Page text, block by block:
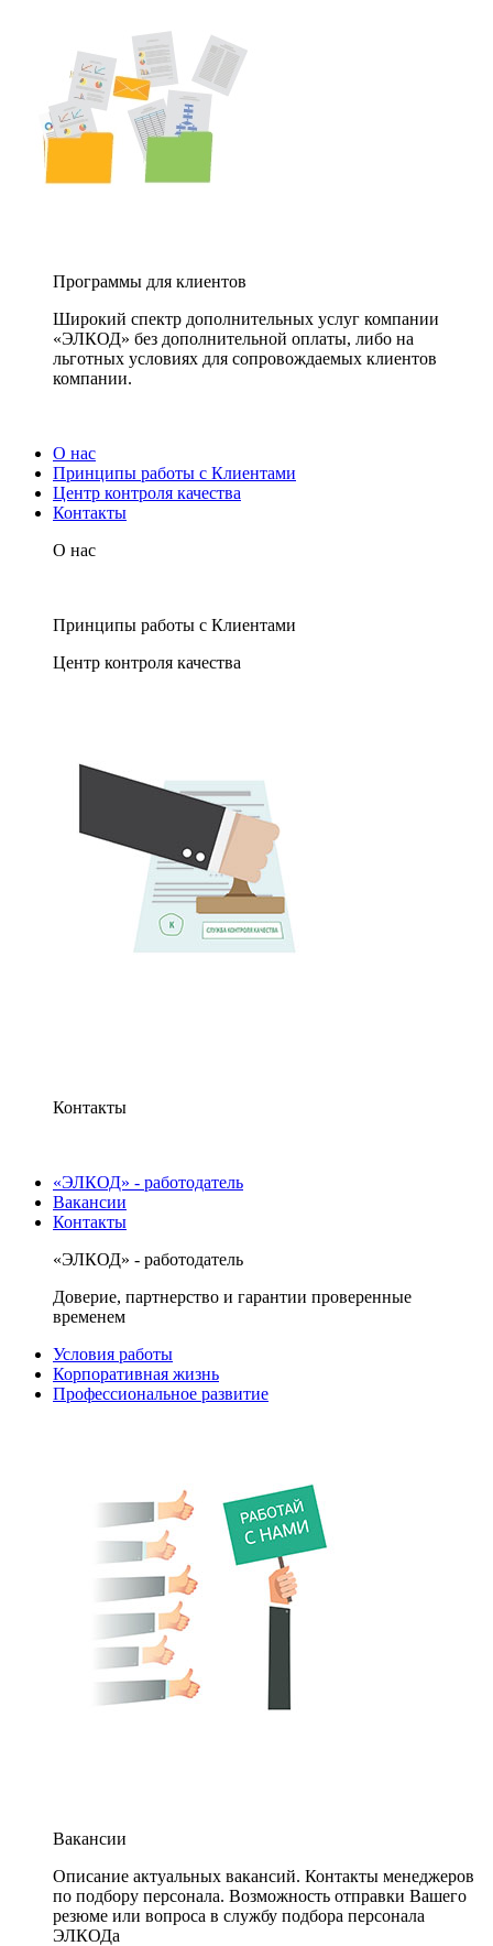
Программы для клиентов
Широкий спектр дополнительных услуг компании
«ЭЛКОД» без дополнительной оплаты, либо на
льготных условиях для сопровождаемых клиентов
компании.
О нас
Принципы работы с Клиентами
Центр контроля качества
Контакты
О нас
Принципы работы с Клиентами
Центр контроля качества
Контакты
«ЭЛКОД» - работодатель
Вакансии
Контакты
«ЭЛКОД» - работодатель
Доверие, партнерство и гарантии проверенные
временем
Условия работы
Корпоративная жизнь
Профессиональное развитие
Вакансии
Описание актуальных вакансий. Контакты менеджеров
по подбору персонала. Возможность отправки Вашего
резюме или вопроса в службу подбора персонала
ЭЛКОДа